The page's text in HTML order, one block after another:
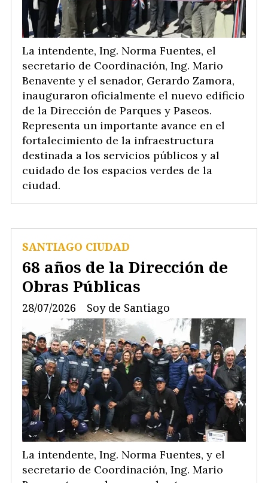
La intendente, Ing. Norma Fuentes, el
secretario de Coordinación, Ing. Mario
Benavente y el senador, Gerardo Zamora,
inauguraron oficialmente el nuevo edificio
de la Dirección de Parques y Paseos.
Representa un importante avance en el
fortalecimiento de la infraestructura
destinada a los servicios públicos y al
cuidado de los espacios verdes de la
ciudad.
68 años de la Dirección de
Obras Públicas
Soy de Santiago
SANTIAGO CIUDAD
28/07/2026
La intendente, Ing. Norma Fuentes, y el
secretario de Coordinación, Ing. Mario